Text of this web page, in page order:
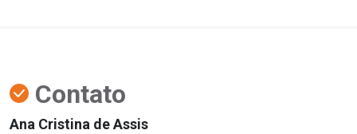
Contato
Ana Cristina de Assis